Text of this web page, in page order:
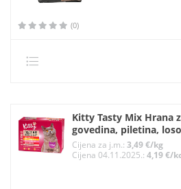
(0)
Kitty Tasty Mix Hrana
govedina, piletina,
Cijena za j.m.:3,49 €/kg
Cijena 04.11.2025.:4,19 €/